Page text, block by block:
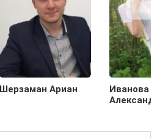
Шерзаман Ариан
Иванова